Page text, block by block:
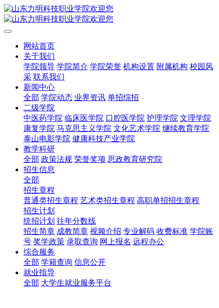
网站首页
关于我们
学院领导 学院简介 学院荣誉 机构设置 附属机构 校园风
采 联系我们
新闻中心
全部 学院动态 业界资讯 单招综招
二级学院
中医药学院 临床医学院 口腔医学院 护理学院 文理学院
康复学院 马克思主义学院 文化艺术学院 继续教育学院
泰山电影学院 健康科技产业学院
教学科研
全部 政策法规 荣誉奖项 思政教育研究院
招生信息
全部
招生章程
普通类招生章程 艺术类招生章程 高职单招招生章程
招生计划
统招计划 往年分数线
招生简章 成教简章 视频介绍 专业解码 收费标准 学院账
号 奖学政策 录取查询 网上报名 远程办公
综合服务
全部 学籍查询 信息公开
就业指导
全部 大学生就业服务平台